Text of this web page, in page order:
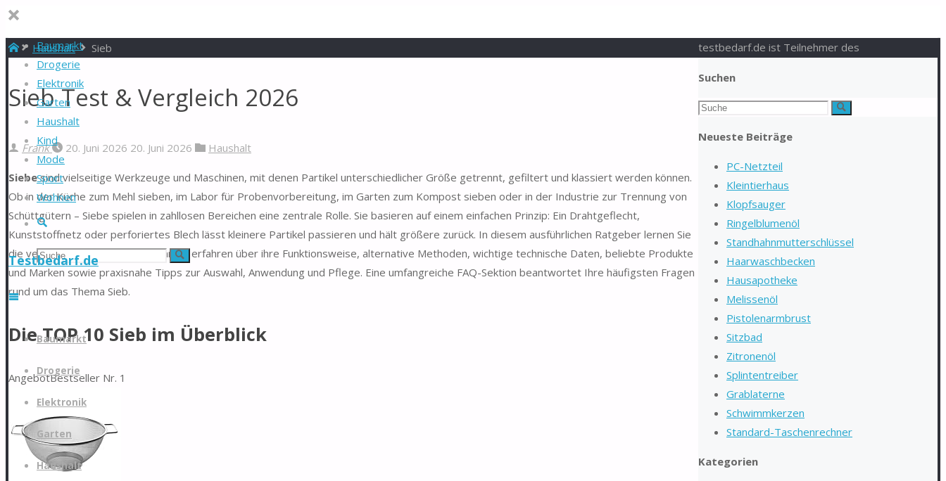
Baumarkt
Drogerie
Elektronik
Garten
Haushalt
Kind
Mode
Sport
Wohnen
Suche
Suchen
nach:
Suche
Testbedarf.de
Zum
springen
Baumarkt
Drogerie
Elektronik
Garten
Haushalt
StartHaushalt Sieb
Sieb Test & Vergleich 2026
Frank 20. Juni 2026 20. Juni 2026 Haushalt
Siebesind vielseitige Werkzeuge und Maschinen, mit denen Partikel unterschiedlicher Größe getrennt, gefiltert und klassiert werden können.
Ob in der Küche zum Mehl sieben, im Labor für Probenvorbereitung, im Garten zum Kompost sieben oder in der Industrie zur Trennung von
Schüttgütern – Siebe spielen in zahllosen Bereichen eine zentrale Rolle. Sie basieren auf einem einfachen Prinzip: Ein Drahtgeflecht,
Kunststoffnetz oder perforiertes Blech lässt kleinere Partikel passieren und hält größere zurück. In diesem ausführlichen Ratgeber lernen Sie
die verschiedenen Siebtypen kennen, erfahren über ihre Funktionsweise, alternative Methoden, wichtige technische Daten, beliebte Produkte
und Marken sowie praxisnahe Tipps zur Auswahl, Anwendung und Pflege. Eine umfangreiche FAQ-Sektion beantwortet Ihre häufigsten Fragen
rund um das Thema Sieb.
Die TOP 10 Sieb im Überblick
AngebotBestseller Nr. 1
Suchen
Suchen
Suche
Neueste Beiträge
PC-Netzteil
Kleintierhaus
Klopfsauger
Ringelblumenöl
Standhahnmutterschlüssel
Haarwaschbecken
Hausapotheke
Melissenöl
Pistolenarmbrust
Sitzbad
Zitronenöl
Splintentreiber
Grablaterne
Schwimmkerzen
Standard-Taschenrechner
Kategorien
testbedarf.de ist Teilnehmer des